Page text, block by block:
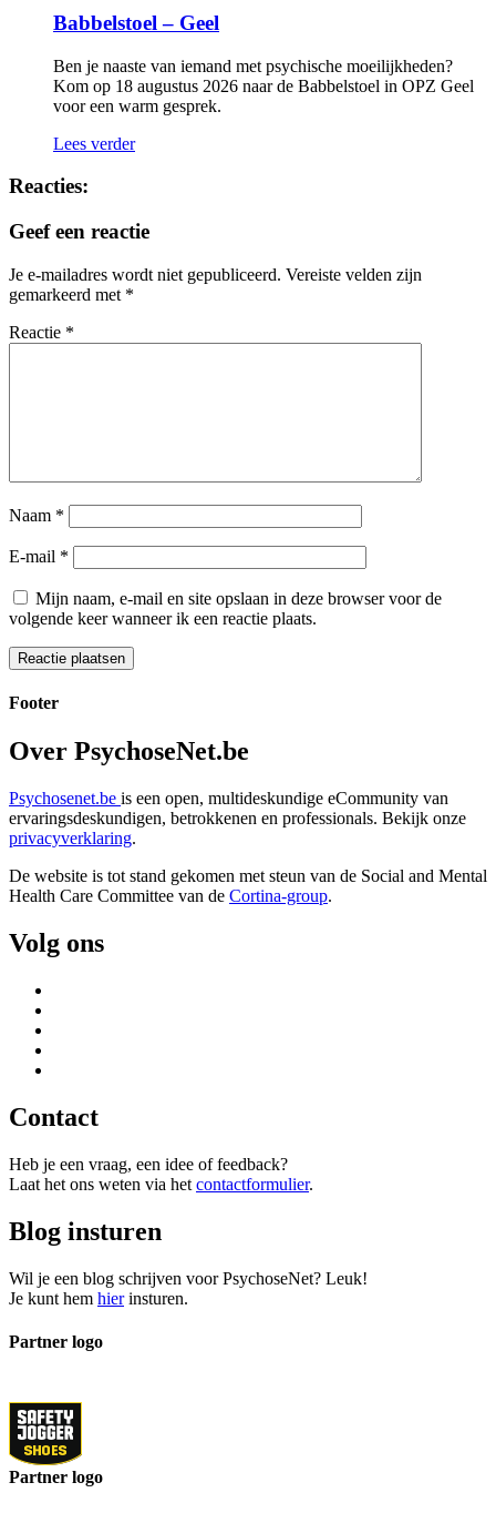
Babbelstoel – Geel
Ben je naaste van iemand met psychische moeilijkheden?
Kom op 18 augustus 2026 naar de Babbelstoel in OPZ Geel
voor een warm gesprek.
Lees verder
Reacties:
Geef een reactie
Je e-mailadres wordt niet gepubliceerd. Vereiste velden zijn
gemarkeerd met *
Reactie *
Naam *
E-mail *
Mijn naam, e-mail en site opslaan in deze browser voor de
volgende keer wanneer ik een reactie plaats.
Footer
Over PsychoseNet.be
Psychosenet.be is een open, multideskundige eCommunity van
ervaringsdeskundigen, betrokkenen en professionals. Bekijk onze
privacyverklaring.
De website is tot stand gekomen met steun van de Social and Mental
Health Care Committee van de Cortina-group.
Volg ons
Contact
Heb je een vraag, een idee of feedback?
Laat het ons weten via het contactformulier.
Blog insturen
Wil je een blog schrijven voor PsychoseNet? Leuk!
Je kunt hem hierinsturen.
Partner logo
Partner logo